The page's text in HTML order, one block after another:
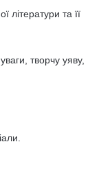
літератури та її
творчу уяву,